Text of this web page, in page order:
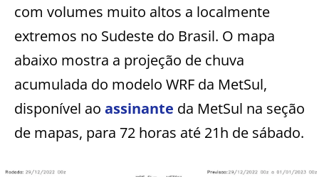
com volumes muito altos a localmente
extremos no Sudeste do Brasil. O mapa
abaixo mostra a projeção de chuva
acumulada do modelo WRF da MetSul,
disponível ao assinante da MetSul na seção
de mapas, para 72 horas até 21h de sábado.